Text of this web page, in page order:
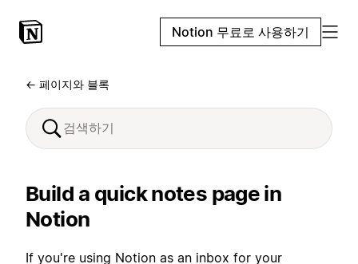
Notion 무료로 사용하기
← 페이지와 블록
Build a quick notes page in
Notion
If you're using Notion as an inbox for your